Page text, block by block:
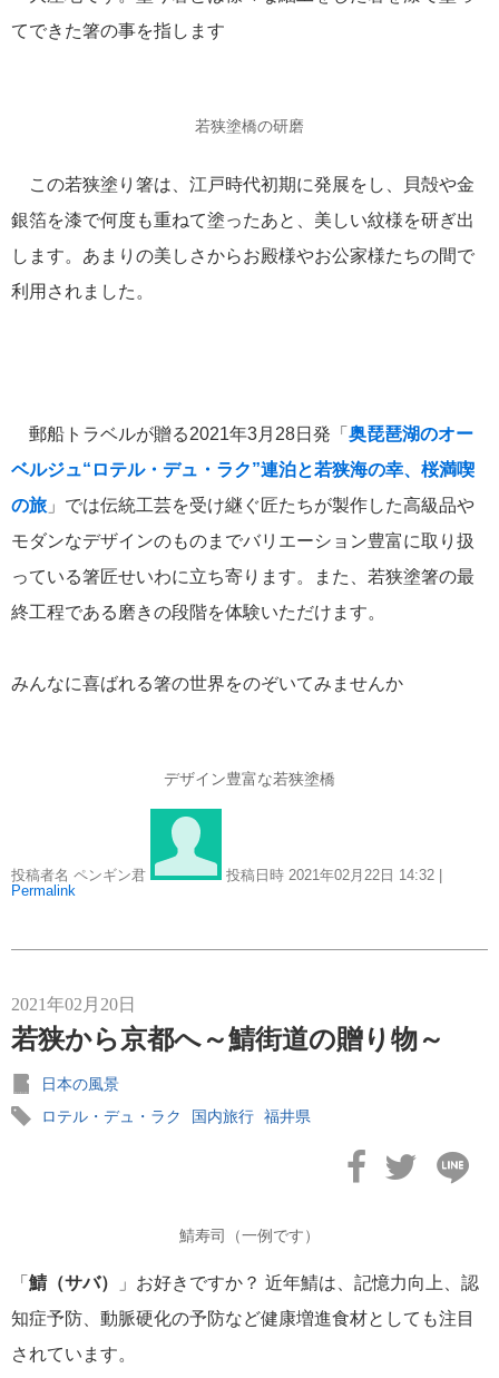
てできた箸の事を指します
若狭塗橋の研磨
この若狭塗り箸は、江戸時代初期に発展をし、貝殻や金
銀箔を漆で何度も重ねて塗ったあと、美しい紋様を研ぎ出
します。あまりの美しさからお殿様やお公家様たちの間で
利用されました。
郵船トラベルが贈る2021年3月28日発「 奥琵琶湖のオー
ベルジュ“ロテル・デュ・ラク”連泊と若狭海の幸、桜満喫
の旅 」では伝統工芸を受け継ぐ匠たちが製作した高級品や
モダンなデザインのものまでバリエーション豊富に取り扱
っている箸匠せいわに立ち寄ります。また、若狭塗箸の最
終工程である磨きの段階を体験いただけます。
みんなに喜ばれる箸の世界をのぞいてみませんか
デザイン豊富な若狭塗橋
投稿者名 ペンギン君 投稿日時 2021年02月22日 14:32 |
Permalink
2021年02月20日
若狭から京都へ～鯖街道の贈り物～
日本の風景
ロテル・デュ・ラク
国内旅行 福井県
鯖寿司（一例です）
「 鯖（サバ）
」お好きですか？ 近年鯖は、記憶力向上、認
知症予防、動脈硬化の予防など健康増進食材としても注目
されています。